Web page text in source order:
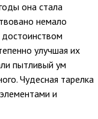
она стала
немало
улучшая их
пытливый ум
Чудесная тарелка
и